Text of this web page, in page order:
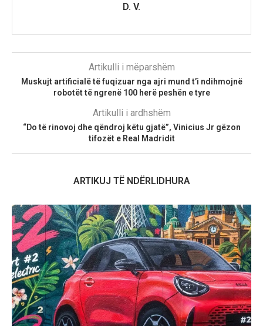
D. V.
Artikulli i mëparshëm
Muskujt artificialë të fuqizuar nga ajri mund t’i ndihmojnë
robotët të ngrenë 100 herë peshën e tyre
Artikulli i ardhshëm
“Do të rinovoj dhe qëndroj këtu gjatë”, Vinicius Jr gëzon
tifozët e Real Madridit
ARTIKUJ TË NDËRLIDHURA